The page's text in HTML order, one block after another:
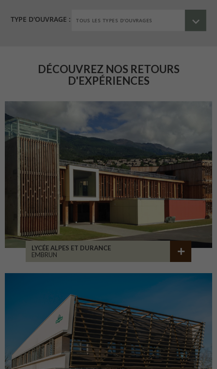
TYPE D'OUVRAGE :
DÉCOUVREZ NOS RETOURS
D'EXPÉRIENCES
LYCÉE ALPES ET DURANCE
EMBRUN